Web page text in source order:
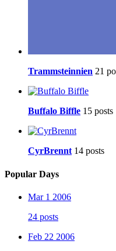
Trammsteinnien 21
Buffalo Biffle 15 posts
CyrBrennt 14 posts
Popular Days
Mar 1 2006
24 posts
Feb 22 2006